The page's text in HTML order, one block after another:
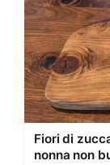
Fiori di
nonna non